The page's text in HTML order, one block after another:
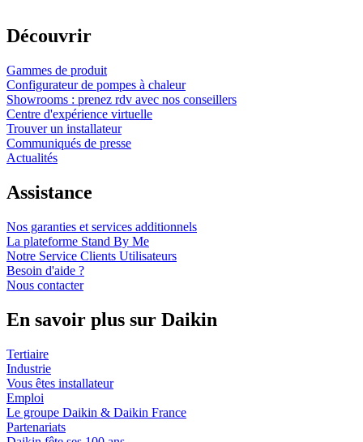
Découvrir
Gammes de produit
Configurateur de pompes à chaleur
Showrooms : prenez rdv avec nos conseillers
Centre d'expérience virtuelle
Trouver un installateur
Communiqués de presse
Actualités
Assistance
Nos garanties et services additionnels
La plateforme Stand By Me
Notre Service Clients Utilisateurs
Besoin d'aide ?
Nous contacter
En savoir plus sur Daikin
Tertiaire
Industrie
Vous êtes installateur
Emploi
Le groupe Daikin & Daikin France
Partenariats